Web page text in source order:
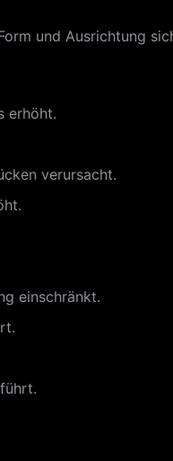
und Ausrichtung
erhöht.
verursacht.
einschränkt.